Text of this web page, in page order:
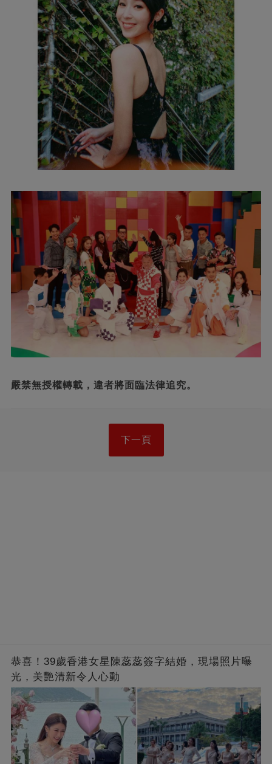
嚴禁無授權轉載，違者將面臨法律追究。
下一頁
恭喜！39歲香港女星陳蕊蕊簽字結婚，現場照片曝
光，美艷清新令人心動